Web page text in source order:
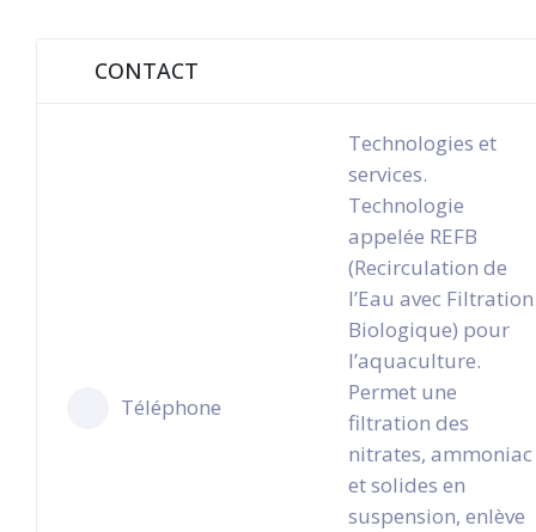
CONTACT
Téléphone
Technologies et
services.
Technologie
appelée REFB
(Recirculation de
l’Eau avec Filtration
Biologique) pour
l’aquaculture.
Permet une
filtration des
nitrates, ammoniac
et solides en
suspension, enlève